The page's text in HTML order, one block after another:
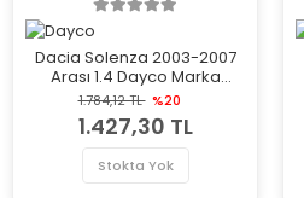
Dacia Solenza 2003-2007
Arası 1.4 Dayco Marka
Devirdaim Su Pompası
1.784,12 TL %20
1.427,30 TL
Stokta Yok